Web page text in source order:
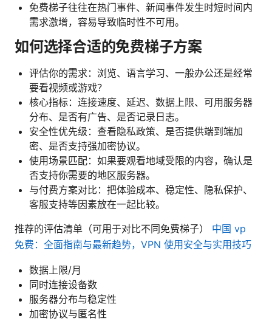
免费梯子往往在热门事件、新闻事件发生时短时间内
需求激增，容易导致临时性不可用。
如何选择合适的免费梯子方案
评估你的需求：浏览、语言学习、一般办公还是经常
要看视频或游戏？
核心指标：连接速度、延迟、数据上限、可用服务器
分布、是否有广告、是否记录日志。
安全性优先级：查看隐私政策、是否提供端到端加
密、是否支持强加密协议。
使用场景匹配：如果要观看地域受限的内容，确认是
否支持你需要的地区服务器。
与付费方案对比：把体验成本、稳定性、隐私保护、
客服支持等因素放在一起比较。
推荐的评估清单（可用于对比不同免费梯子） 中国 vp
免费：全面指南与最新趋势，VPN 使用安全与实用技巧
数据上限/月
同时连接设备数
服务器分布与稳定性
加密协议与匿名性